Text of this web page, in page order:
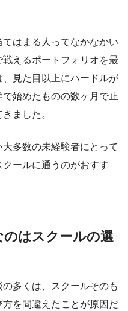
はまる人ってなかなかい
えるポートフォリオを最
見た目以上にハードルが
始めたものの数ヶ月で止
ました。
多数の未経験者にとって
ールに通うのがおすす
はスクールの選
の多くは、スクールそのも
を間違えたことが原因だ